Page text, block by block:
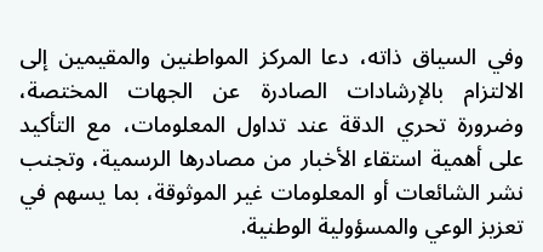
وفي السياق ذاته، دعا المركز المواطنين والمقيمين إلى
الالتزام بالإرشادات الصادرة عن الجهات المختصة،
وضرورة تحري الدقة عند تداول المعلومات، مع التأكيد
على أهمية استقاء الأخبار من مصادرها الرسمية، وتجنب
نشر الشائعات أو المعلومات غير الموثوقة، بما يسهم في
تعزيز الوعي والمسؤولية الوطنية.